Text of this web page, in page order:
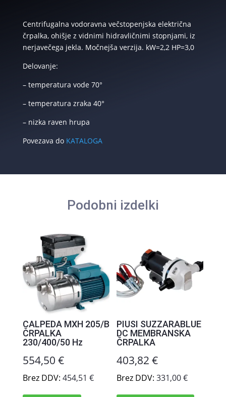
Centrifugalna vodoravna večstopenjska električna
črpalka, ohišje z vidnimi hidravličnimi stopnjami, iz
nerjavečega jekla. Močnejša verzija. kW=2,2 HP=3,0
Delovanje:
– temperatura vode 70°
– temperatura zraka 40°
– nizka raven hrupa
Povezava do KATALOGA
Podobni izdelki
CALPEDA MXH 205/B
ČRPALKA
230/400/50 Hz
554,50 €
Brez DDV: 454,51 €
PIUSI SUZZARABLUE
DC MEMBRANSKA
ČRPALKA
403,82€
Brez DDV:331,00€